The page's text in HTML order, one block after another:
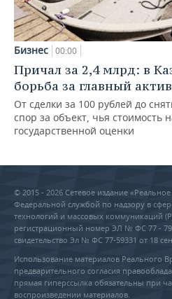
Бизнес 00:00
Причал за 2,4 млрд: в
борьба за главный
От сделки за 100 рублей до
спор за объект, чья стоимость
государственной оценки
© 2015 - 2026 Сетевое издание
Федеральной службой по надзору в
технологий и массовых коммуникаций
регистрационный номер ЭЛ № ФС 77 -
свидетельство Эл № ФС 77-59331 от 18
Использование материалов Реального
предварительного согласия
прямая гиперссылка обязательны при
воспроизведении материалов.